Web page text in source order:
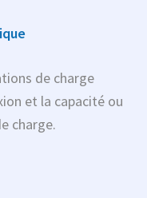
de charge
et la capacité ou
charge.